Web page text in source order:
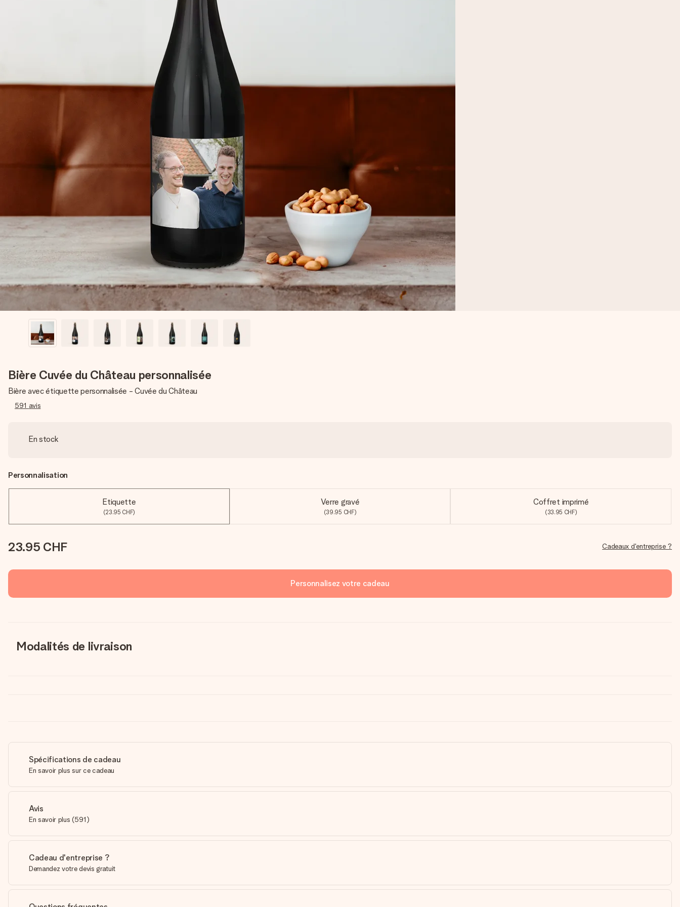
Bière Cuvée du Château personnalisée
Bière avec étiquette personnalisée - Cuvée du Château
591 avis
En stock
Personnalisation
Etiquette
(23.95 CHF)
Verre gravé
(39.95 CHF)
Coffret imprimé
(33.95 CHF)
23.95 CHF Cadeaux d'entreprise ?
Personnalisez votre cadeau
Modalités de livraison
Spécifications de cadeau
En savoir plus sur ce cadeau
Avis
En savoir plus (591)
Cadeau d'entreprise ?
Demandez votre devis gratuit